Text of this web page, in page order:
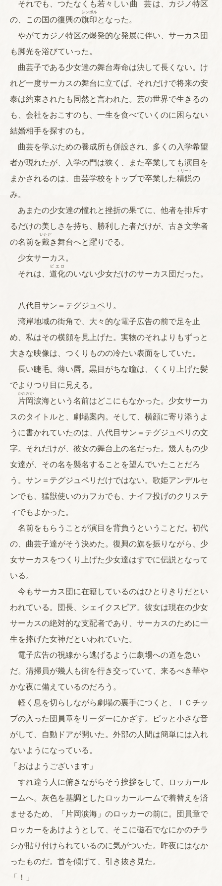
それでも、つたなくも若々しい 曲芸は、カジノ特区
の、この国の復興の旗印
シンボル
となった。
やがてカジノ特区の爆発的な発展に伴い、サーカス団
も脚光を浴びていった。
曲芸子である少女達の舞台寿命は決して長くない。け
れど一度サーカスの舞台に立てば、それだけで将来の安
泰は約束されたも同然と言われた。芸の世界で生きるの
も、会社をおこすのも、一生を食べていくのに困らない
結婚相手を探すのも。
曲芸を学ぶための養成所も併設され、多くの入学希望
者が現れたが、入学の門は狭く、また卒業しても演目を
まかされるのは、曲芸学校をトップで卒業した精鋭
エリート
の
み。
あまたの少女達の憧れと挫折の果てに、他者を排斥す
るだけの美しさを持ち、勝利した者だけが、古き文学者
の名前を戴
いただ
き舞台へと躍りでる。
少女サーカス。
それは、 道化
ピエロ
のいない少女だけのサーカス団だった。
八代目サン＝テグジュペリ。
湾岸地域の街角で、大々的な電子広告の前で足を止
め、私はその横顔を見上げた。実物のそれよりもずっと
大きな映像は、つくりものの冷たい表面をしていた。
長い睫毛。薄い唇。黒目がちな瞳は、くくり上げた髪
でよりつり目に見える。
片
かた
岡
おか
涙海という名前はどこにもなかった。少女サーカ
スのタイトルと、劇場案内。そして、横顔に寄り添うよ
うに書かれていたのは、八代目サン＝テグジュペリの文
字。それだけが、彼女の舞台上の名だった。幾人もの少
女達が、その名を襲名することを望んでいたことだろ
う。サン＝テグジュペリだけではない。歌姫アンデルセ
ンでも、猛獣使いのカフカでも、ナイフ投げのクリステ
ィでもよかった。
名前をもらうことが演目を背負うということだ。初代
の、曲芸子達がそう決めた。復興の旗を振りながら、少
女サーカスをつくり上げた少女達はすでに伝説となって
いる。
今もサーカス団に在籍しているのはひとりきりだとい
われている。団長、シェイクスピア。彼女は現在の少女
サーカスの絶対的な支配者であり、サーカスのために一
生を捧げた女神だといわれていた。
電子広告の視線から逃げるように劇場への道を急い
だ。清掃員が幾人も街を行き交っていて、来るべき華や
かな夜に備えているのだろう。
軽く息を切らしながら劇場の裏手につくと、ＩＣチッ
プの入った団員章をリーダーにかざす。ピッと小さな音
がして、自動ドアが開いた。外部の人間は簡単には入れ
ないようになっている。
「おはようございます」
すれ違う人に俯きながらそう挨拶をして、ロッカール
ームへ。灰色を基調としたロッカールームで着替えを済
ませるため、「片岡涙海」のロッカーの前に。団員章で
ロッカーをあけようとして、そこに磁石でなにかのチラ
シが貼り付けられているのに気がついた。昨夜にはなか
ったものだ。首を傾げて、引き抜き見た。
「！」